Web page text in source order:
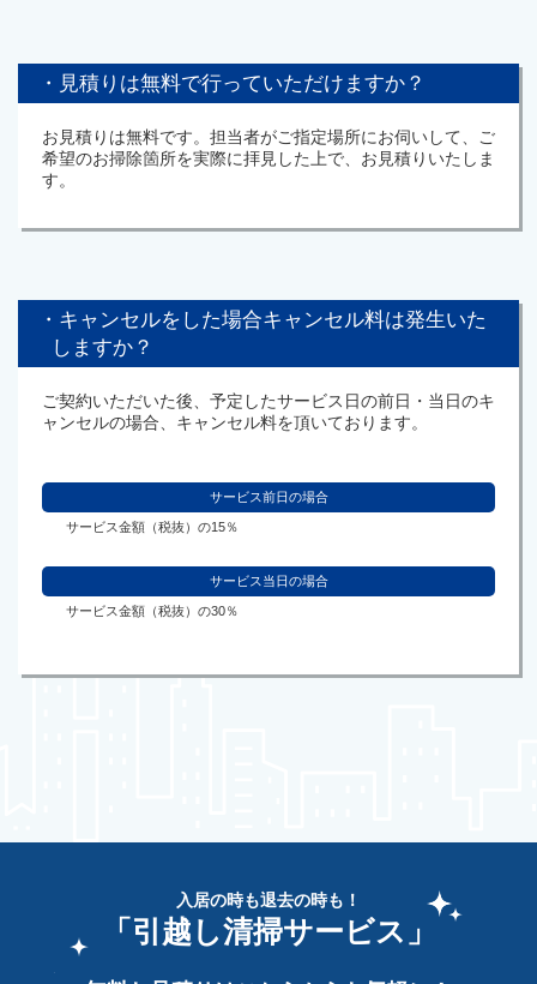
・見積りは無料で行っていただけますか？
お見積りは無料です。担当者がご指定場所にお伺いして、ご
希望のお掃除箇所を実際に拝見した上で、お見積りいたしま
す。
・キャンセルをした場合キャンセル料は発生いた
しますか？
ご契約いただいた後、予定したサービス日の前日・当日のキ
ャンセルの場合、キャンセル料を頂いております。
サービス前日の場合
サービス金額（税抜）の15％
サービス当日の場合
サービス金額（税抜）の30％
入居の時も退去の時も！
「引越し清掃サービス」